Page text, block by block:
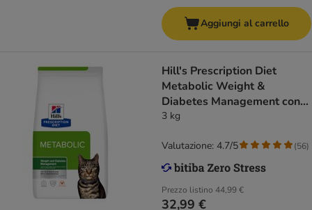
Aggiungi al carrello
Hill's Prescription Diet
Metabolic Weight &
Diabetes Management con
Pollo
3 kg
Prezzo listino 44,99 €
32,99 €
Valutazione: 4.7/5 (56)